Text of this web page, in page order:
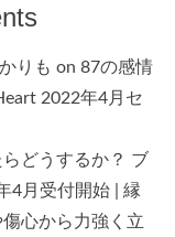
りも on 87の感情
2022年4月セ
どうするか？ ブ
4月受付開始 | 縁
傷心から力強く立